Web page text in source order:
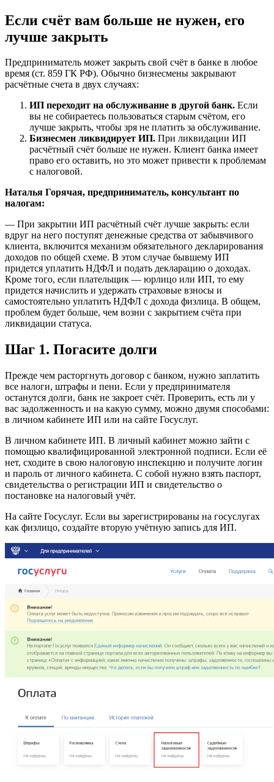
Если счёт вам больше не нужен, его
лучше закрыть
Предприниматель может закрыть свой счёт в банке в любое
время (ст. 859 ГК РФ). Обычно бизнесмены закрывают
расчётные счета в двух случаях:
ИП переходит на обслуживание в другой банк. Если
вы не собираетесь пользоваться старым счётом, его
лучше закрыть, чтобы зря не платить за обслуживание.
Бизнесмен ликвидирует ИП. При ликвидации ИП
расчётный счёт больше не нужен. Клиент банка имеет
право его оставить, но это может привести к проблемам
с налоговой.
Наталья Горячая, предприниматель, консультант по
налогам:
— При закрытии ИП расчётный счёт лучше закрыть: если
вдруг на него поступят денежные средства от забывчивого
клиента, включится механизм обязательного декларирования
доходов по общей схеме. В этом случае бывшему ИП
придется уплатить НДФЛ и подать декларацию о доходах.
Кроме того, если плательщик — юрлицо или ИП, то ему
придется начислить и удержать страховые взносы и
самостоятельно уплатить НДФЛ с дохода физлица. В общем,
проблем будет больше, чем возни с закрытием счёта при
ликвидации статуса.
Шаг 1. Погасите долги
Прежде чем расторгнуть договор с банком, нужно заплатить
все налоги, штрафы и пени. Если у предпринимателя
останутся долги, банк не закроет счёт. Проверить, есть ли у
вас задолженность и на какую сумму, можно двумя способами:
в личном кабинете ИП или на сайте Госуслуг.
В личном кабинете ИП. В личный кабинет можно зайти с
помощью квалифицированной электронной подписи. Если её
нет, сходите в свою налоговую инспекцию и получите логин
и пароль от личного кабинета. С собой нужно взять паспорт,
свидетельства о регистрации ИП и свидетельство о
постановке на налоговый учёт.
На сайте Госуслуг. Если вы зарегистрированы на госуслугах
как физлицо, создайте вторую учётную запись для ИП.